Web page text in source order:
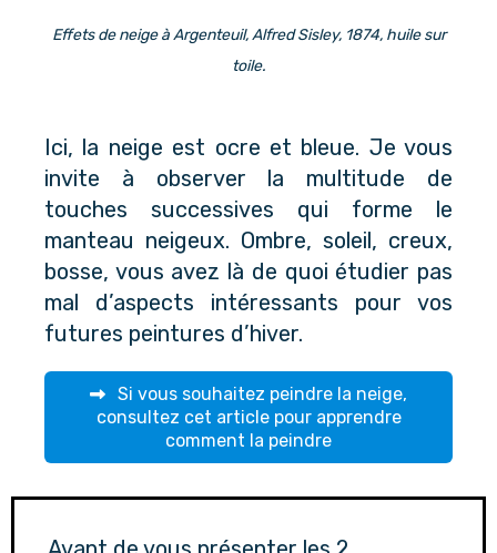
Effets de neige à Argenteuil, Alfred Sisley, 1874, huile sur
toile.
Ici, la neige est ocre et bleue. Je vous
invite à observer la multitude de
touches successives qui forme le
manteau neigeux. Ombre, soleil, creux,
bosse, vous avez là de quoi étudier pas
mal d’aspects intéressants pour vos
futures peintures d’hiver.
Si vous souhaitez peindre la neige,
consultez cet article pour apprendre
comment la peindre